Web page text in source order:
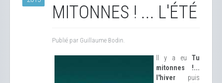
MITONNES ! ... L'ÉTÉ
Publié par Guillaume Bodin.
Il y a eu Tu
mitonnes !...
l'hiver puis